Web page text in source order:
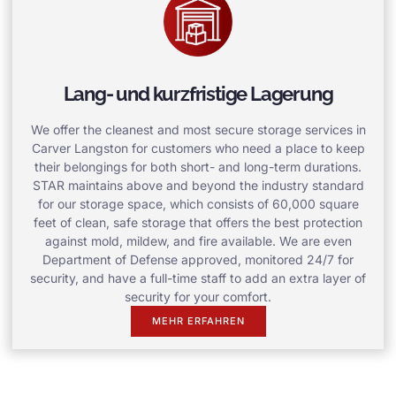
Lang- und kurzfristige Lagerung
We offer the cleanest and most secure storage services in
Carver Langston for customers who need a place to keep
their belongings for both short- and long-term durations.
STAR maintains above and beyond the industry standard
for our storage space, which consists of 60,000 square
feet of clean, safe storage that offers the best protection
against mold, mildew, and fire available. We are even
Department of Defense approved, monitored 24/7 for
security, and have a full-time staff to add an extra layer of
security for your comfort.
MEHR ERFAHREN